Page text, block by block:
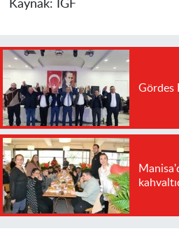
Kaynak: İGF
Gördes